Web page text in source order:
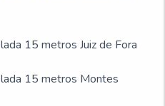
15 metros Juiz de Fora
15 metros Montes